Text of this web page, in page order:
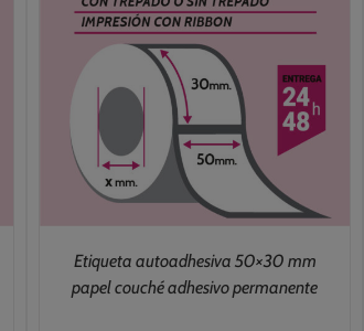
Etiqueta autoadhesiva 50×30 mm
papel couché adhesivo permanente
SELECCIONAR OPCIONES
/
DETALLES